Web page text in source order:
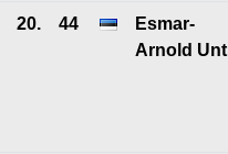
20. 44
Esmar-
Arnold Unt